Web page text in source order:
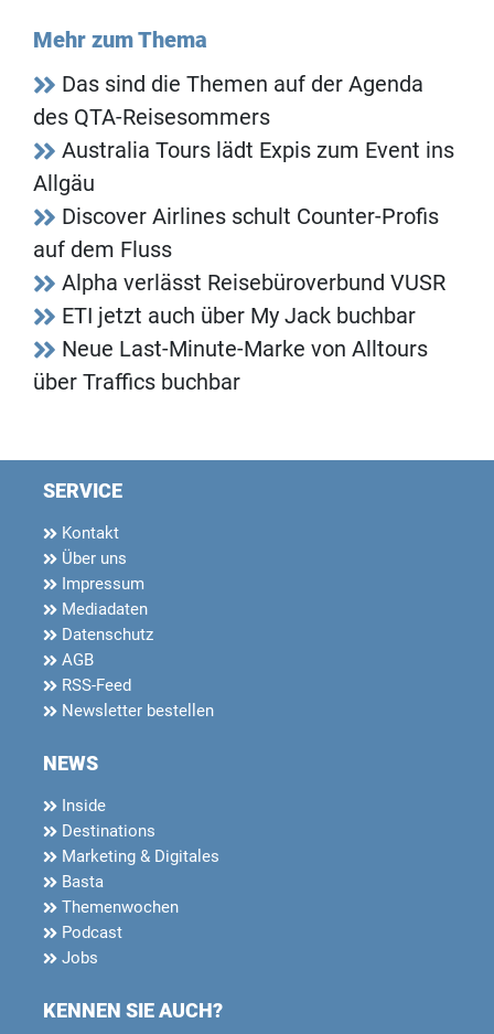
Mehr zum Thema
Das sind die Themen auf der Agenda
des QTA-Reisesommers
Australia Tours lädt Expis zum Event ins
Allgäu
Discover Airlines schult Counter-Profis
auf dem Fluss
Alpha verlässt Reisebüroverbund VUSR
ETI jetzt auch über My Jack buchbar
Neue Last-Minute-Marke von Alltours
über Traffics buchbar
SERVICE
Kontakt
Über uns
Impressum
Mediadaten
Datenschutz
AGB
RSS-Feed
Newsletter bestellen
NEWS
Inside
Destinations
Marketing & Digitales
Basta
Themenwochen
Podcast
Jobs
KENNEN SIE AUCH?